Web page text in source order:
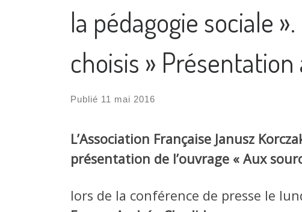
la pédagogie sociale
choisis »
Publié 11 mai 2016
L’Association Française Janusz
présentation de l’ouvrage « Aux
lors de la conférence de presse le